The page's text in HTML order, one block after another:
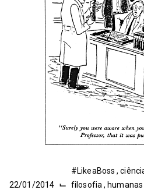
22/01/2014 ⌙
#LikeaBoss,
filosofia ,